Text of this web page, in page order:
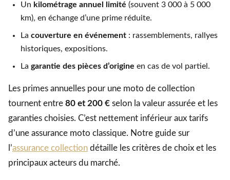
Un kilométrage annuel limité (souvent 3 000 à 5 000
km), en échange d’une prime réduite.
La couverture en événement : rassemblements, rallyes
historiques, expositions.
La garantie des pièces d’origine en cas de vol partiel.
Les primes annuelles pour une moto de collection
tournent entre 80 et 200 € selon la valeur assurée et les
garanties choisies. C’est nettement inférieur aux tarifs
d’une assurance moto classique. Notre guide sur
l’assurance collection détaille les critères de choix et les
principaux acteurs du marché.